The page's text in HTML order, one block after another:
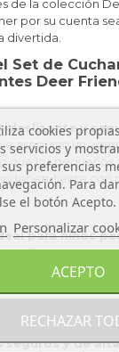
de la colección
por su cuenta
divertida.
Set de
Deer
y
aseguran un
que los pequeños
con
para niños
para
los niños, lo que
seguros y de
cookies
servicios y
preferencias
Para
el botón Acepto.
Personalizar
RECHAZAR
ACEPTO